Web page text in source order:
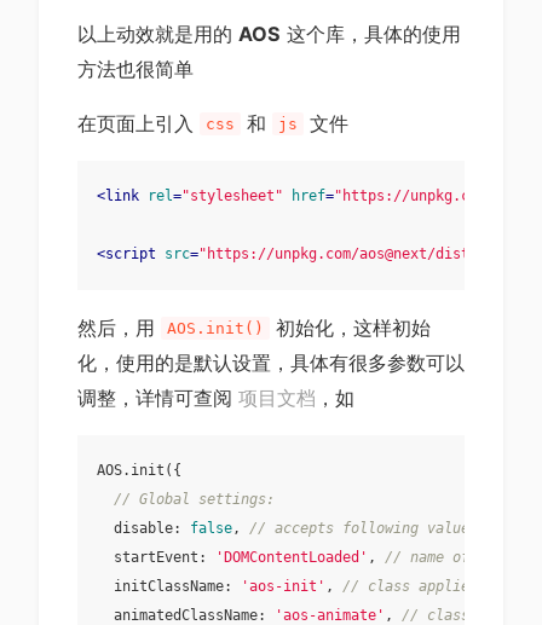
以上动效就是用的 AOS 这个库，具体的使用
方法也很简单
在页面上引入 css 和 js 文件
<link rel="stylesheet" href="https://unpkg.com/
<script src="https://unpkg.com/aos@next/dist/aos.js"
然后，用 AOS.init()
初始化，这样初始
化，使用的是默认设置，具体有很多参数可以
调整，详情可查阅 项目文档 ，如
AOS.init({
// Global settings:
  disable:
false , // accepts following values:
  startEvent:
'DOMContentLoaded' , // name of the
  initClassName:
'aos-init' , // class applied
  animatedClassName:
'aos-animate' , // class applied